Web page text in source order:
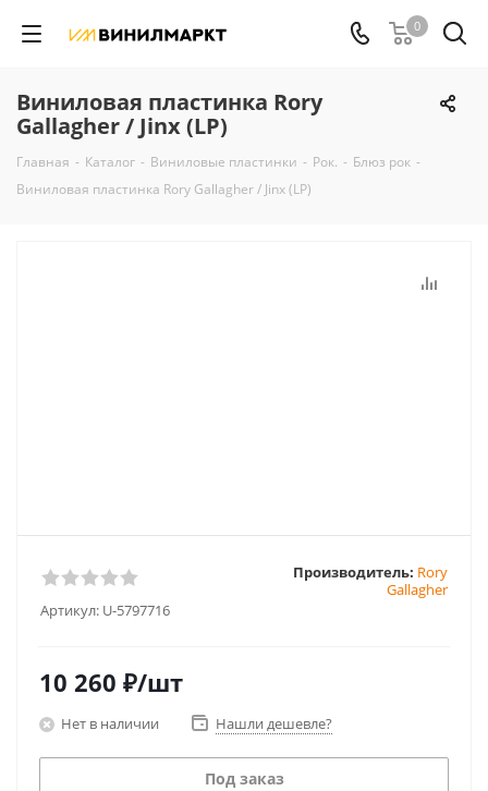
0
Виниловая пластинка Rory
Gallagher / Jinx (LP)
Главная - Каталог - Виниловые пластинки - Рок. - Блюз рок -
Виниловая пластинка Rory Gallagher / Jinx (LP)
Артикул: U-5797716
Производитель: Rory
Gallagher
10 260 ₽/шт
Нет в наличии Нашли дешевле?
Под заказ